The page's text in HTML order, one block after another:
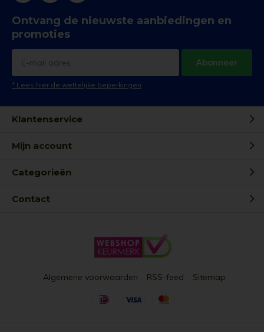
Ontvang de nieuwste aanbiedingen en
promoties
Abonneer
* Lees hier de wettelijke beperkingen
Klantenservice
Mijn account
Categorieën
Contact
Algemene voorwaarden RSS-feed Sitemap